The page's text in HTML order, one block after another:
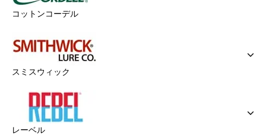
コットンコーデル
スミスウィック
レーベル